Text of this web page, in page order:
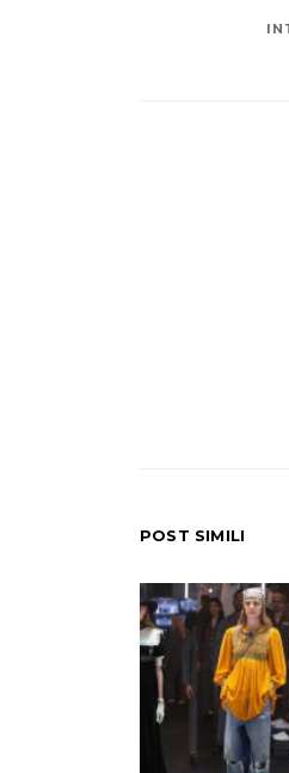
POST SIMILI